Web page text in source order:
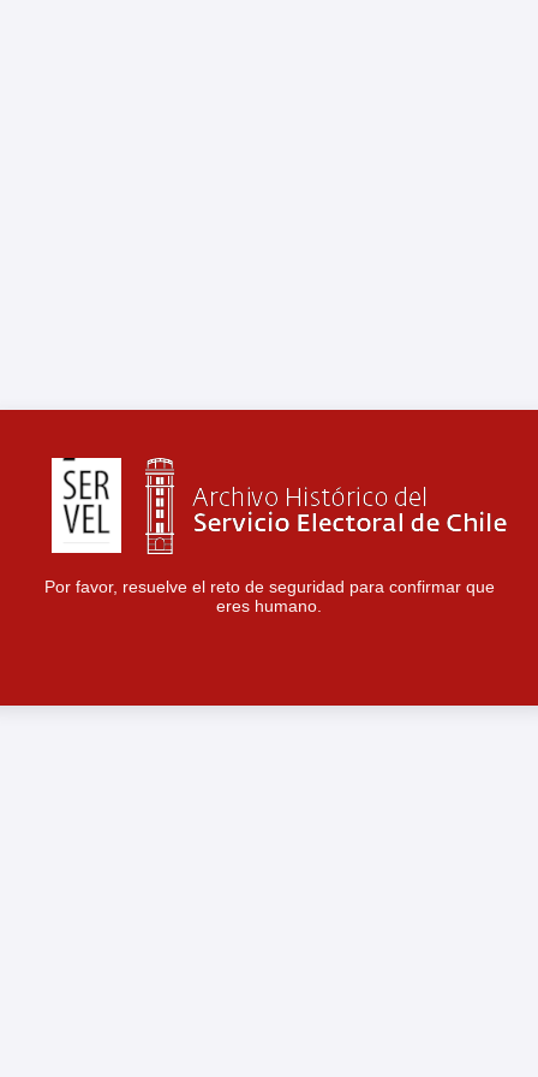
Por favor, resuelve el reto de seguridad para confirmar que
eres humano.